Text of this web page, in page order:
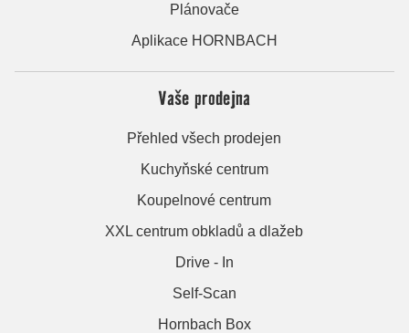
Plánovače
Aplikace HORNBACH
Vaše prodejna
Přehled všech prodejen
Kuchyňské centrum
Koupelnové centrum
XXL centrum obkladů a dlažeb
Drive - In
Self-Scan
Hornbach Box